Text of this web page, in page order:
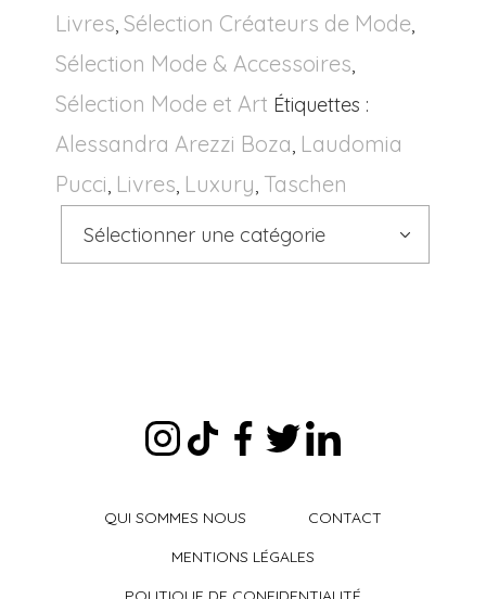
Livres,Sélection Créateurs de Mode,
Sélection Mode & Accessoires,
Sélection Mode et Art Étiquettes :
Alessandra Arezzi Boza, Laudomia
Pucci, Livres, Luxury, Taschen
Sélectionner une catégorie
QUI SOMMES NOUS
CONTACT
MENTIONS LÉGALES